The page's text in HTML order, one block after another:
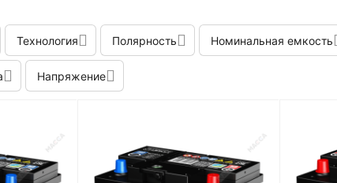
Технология Полярность Номинальная емкость
Напряжение